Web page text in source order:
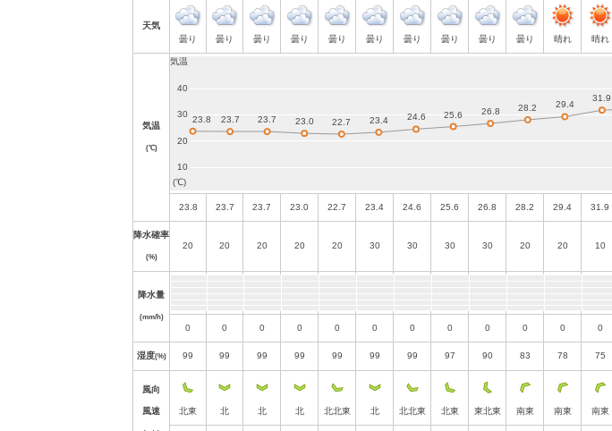
天気
曇り
曇り 曇り 曇り 曇り 曇り 曇り 曇り 曇り 曇り 晴れ 晴れ
気温
(℃)
23.8 23.7 23.7 23.0 22.7 23.4 24.6 25.6 26.8 28.2 29.4 31.9
降水確率
(%)
20 20 20 20 20 30 30 30 30 20 20 10
降水量
(mm/h)
0 0 0 0 0 0 0 0 0 0 0 0
湿度(%) 99 99 99 99 99 99 99 97 90 83 78 75
風向
風速 北東 北 北 北 北北東 北 北北東 北東 東北東 南東 南東 南東